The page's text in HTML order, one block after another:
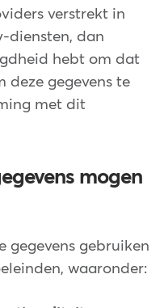
verstrekt in
diensten, dan
hebt om dat
deze gegevens te
met dit
mogen
gegevens gebruiken
waaronder: